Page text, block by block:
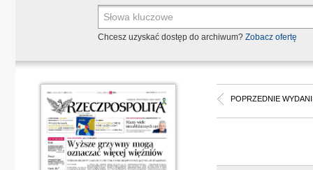
Chcesz uzyskać dostęp do archiwum? Zobacz ofertę
POPRZEDNIE